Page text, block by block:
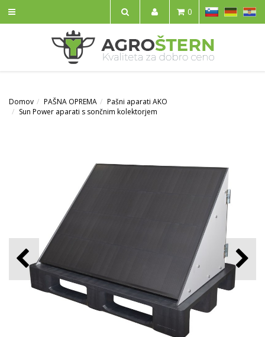
IŠČI
SL HR
0
Domov PAŠNA OPREMA
Pašni aparati AKO
Sun Power aparati s sončnim kolektorjem